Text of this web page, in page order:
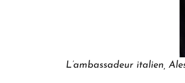
L’ambassadeur italien,